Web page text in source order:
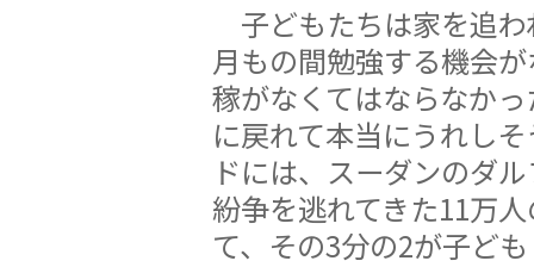
子どもたちは家を追わ
月もの間勉強する機会
稼がなくてはならなか
に戻れて本当にうれし
ドには、スーダンのダ
紛争を逃れてきた11万
て、その3分の2が子ど